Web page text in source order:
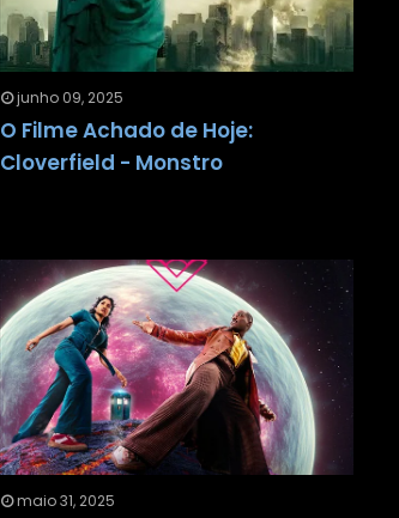
junho 09, 2025
O Filme Achado de Hoje:
Cloverfield - Monstro
maio 31, 2025